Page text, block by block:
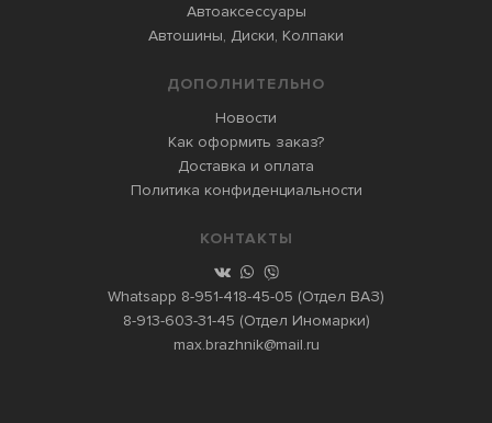
Автоаксессуары
Автошины, Диски, Колпаки
ДОПОЛНИТЕЛЬНО
Новости
Как оформить заказ?
Доставка и оплата
Политика конфиденциальности
КОНТАКТЫ
Whatsapp 8-951-418-45-05 (Отдел ВАЗ)
8-913-603-31-45 (Отдел Иномарки)
max.brazhnik@mail.ru